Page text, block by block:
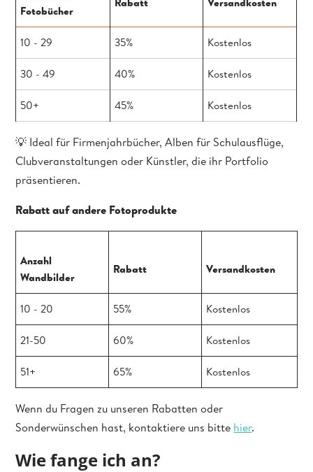
Fotobücher
10 - 29 35% Kostenlos
30 - 49 40% Kostenlos
50+ 45% Kostenlos
💡 Ideal für Firmenjahrbücher, Alben für Schulausflüge,
Clubveranstaltungen oder Künstler, die ihr Portfolio
präsentieren.
Rabatt auf andere Fotoprodukte
Anzahl
Wandbilder
Rabatt Versandkosten
10 - 20 55% Kostenlos
21-50 60% Kostenlos
51+ 65% Kostenlos
Wenn du Fragen zu unseren Rabatten oder
Sonderwünschen hast, kontaktiere uns bitte hier.
Wie fange ich an?